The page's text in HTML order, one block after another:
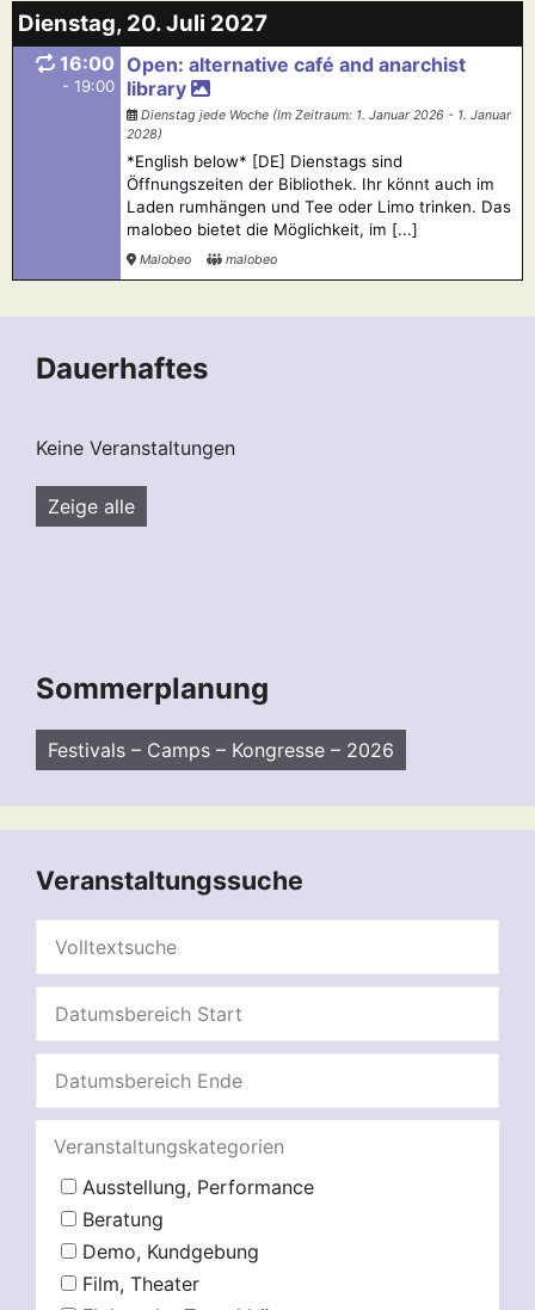
Dienstag, 20. Juli 2027
16:00
- 19:00
Open: alternative café and anarchist
library
Dienstag jede Woche (Im Zeitraum: 1. Januar 2026 - 1. Januar
2028)
*English below* [DE] Dienstags sind
Öffnungszeiten der Bibliothek. Ihr könnt auch im
Laden rumhängen und Tee oder Limo trinken. Das
malobeo bietet die Möglichkeit, im [...]
Malobeo malobeo
Dauerhaftes
Keine Veranstaltungen
Zeige alle
Sommerplanung
Festivals – Camps – Kongresse – 2026
Veranstaltungssuche
Veranstaltungskategorien
Ausstellung, Performance
Beratung
Demo, Kundgebung
Film, Theater